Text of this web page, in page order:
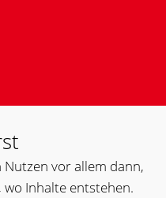
vor allem dann,
Inhalte entstehen.